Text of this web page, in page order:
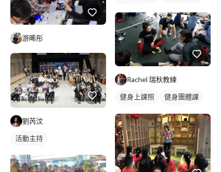
游晞彤
劉芮汶
活動主持
Rachel 瑞秋教練
健身上課照
健身團體課